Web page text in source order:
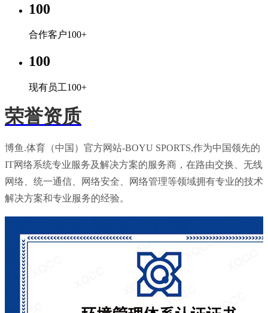
100
合作客户100+
100
现有员工100+
荣誉资质
博鱼.体育（中国）官方网站-BOYU SPORTS,作为中国领先的
IT网络系统专业服务及解决方案的服务商，在路由交换、无线
网络、统一通信、网络安全、网络管理等领域拥有专业的技术
解决方案和专业服务的经验。